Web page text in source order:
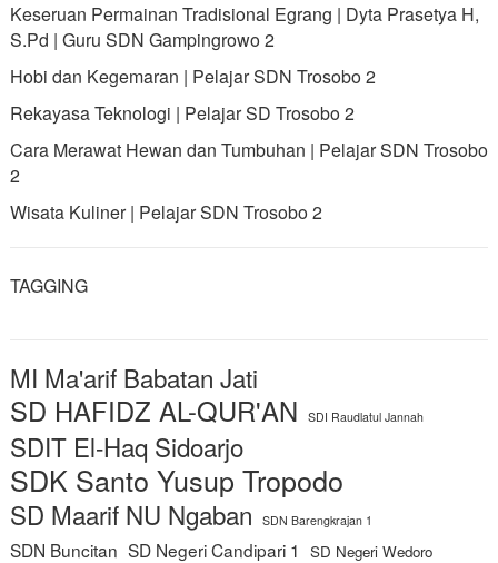
Keseruan Permainan Tradisional Egrang | Dyta Prasetya H,
S.Pd | Guru SDN Gampingrowo 2
Hobi dan Kegemaran | Pelajar SDN Trosobo 2
Rekayasa Teknologi | Pelajar SD Trosobo 2
Cara Merawat Hewan dan Tumbuhan | Pelajar SDN Trosobo
2
Wisata Kuliner | Pelajar SDN Trosobo 2
TAGGING
MI Ma'arif Babatan Jati
SD HAFIDZ AL-QUR'AN SDI Raudlatul Jannah
SDIT El-Haq Sidoarjo
SDK Santo Yusup Tropodo
SD Maarif NU Ngaban SDN Barengkrajan 1
SDN Buncitan SD Negeri Candipari 1 SD Negeri Wedoro